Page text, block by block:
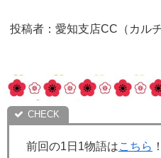
投稿者：愛知支店CC（カル
前回の1日1物語はこちら ！